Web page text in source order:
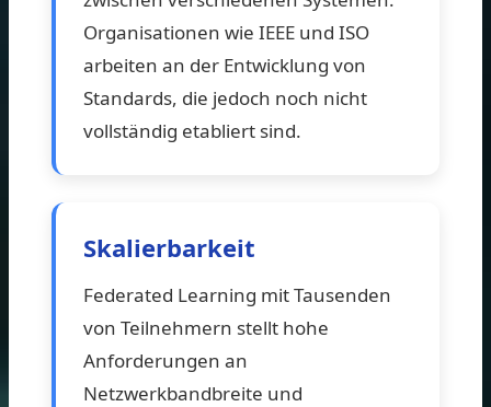
Organisationen wie IEEE und ISO
arbeiten an der Entwicklung von
Standards, die jedoch noch nicht
vollständig etabliert sind.
Skalierbarkeit
Federated Learning mit Tausenden
von Teilnehmern stellt hohe
Anforderungen an
Netzwerkbandbreite und